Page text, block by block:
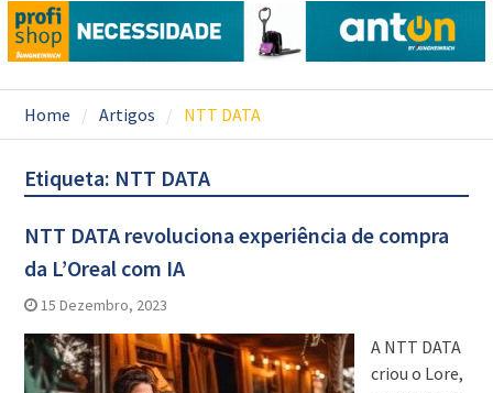
Home Artigos NTT DATA
Etiqueta: NTT DATA
NTT DATA revoluciona experiência de compra
da L’Oreal com IA
15 Dezembro, 2023
A NTT DATA
criou o Lore,